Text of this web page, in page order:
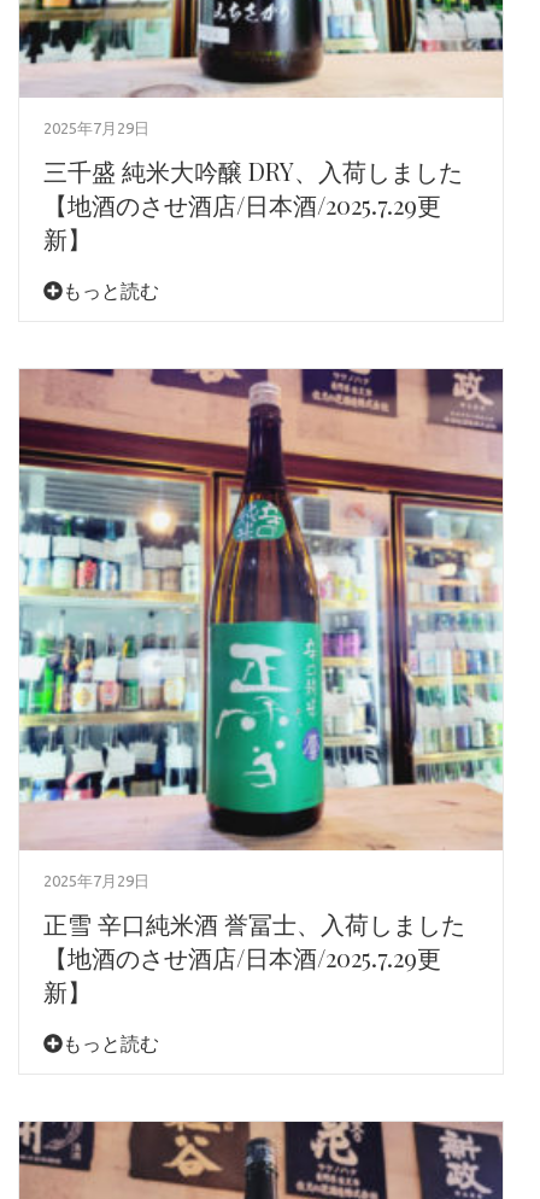
2025年7月29日
三千盛 純米大吟醸 DRY、入荷しました
【地酒のさせ酒店/日本酒/2025.7.29更
新】
もっと読む
2025年7月29日
正雪 辛口純米酒 誉冨士、入荷しました
【地酒のさせ酒店/日本酒/2025.7.29更
新】
もっと読む